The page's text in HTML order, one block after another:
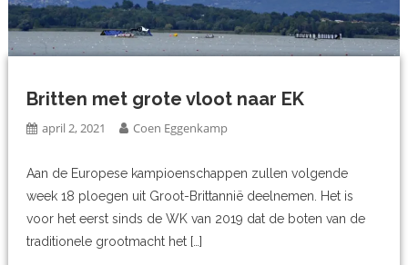
Britten met grote vloot naar EK
april 2, 2021 Coen Eggenkamp
Aan de Europese kampioenschappen zullen volgende
week 18 ploegen uit Groot-Brittannië deelnemen. Het is
voor het eerst sinds de WK van 2019 dat de boten van de
traditionele grootmacht het […]